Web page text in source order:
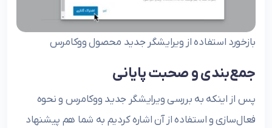
بازخورد استفاده از ویرایشگر جدید محصول ووکامرس
جمع‌بندی و صحبت پایانی
پس از اینکه به بررسی ویرایشگر جدید ووکامرس و نحوه
فعال‌سازی و استفاده از آن اشاره کردیم به شما هم پیشنهاد